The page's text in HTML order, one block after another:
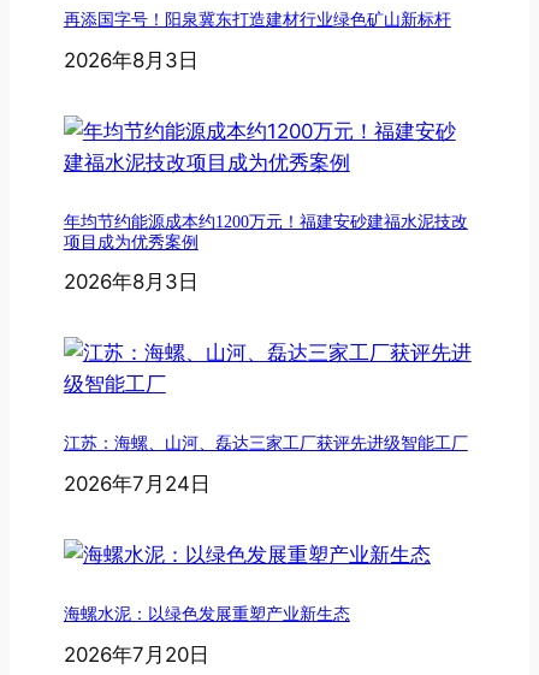
再添国字号！阳泉冀东打造建材行业绿色矿山新标杆
2026年8月3日
年均节约能源成本约1200万元！福建安砂建福水泥技改
项目成为优秀案例
2026年8月3日
江苏：海螺、山河、磊达三家工厂获评先进级智能工厂
2026年7月24日
海螺水泥：以绿色发展重塑产业新生态
2026年7月20日